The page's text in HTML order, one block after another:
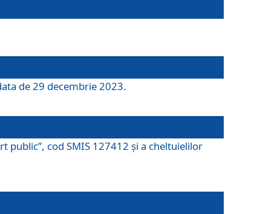
de 29 decembrie 2023.
cod SMIS 127412 și a cheltuielilor